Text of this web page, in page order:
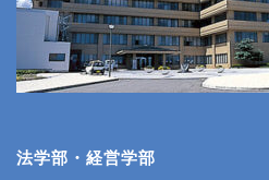
法学部・経営学部